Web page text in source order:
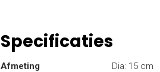
Specificaties
Afmeting
Dia: 15 cm